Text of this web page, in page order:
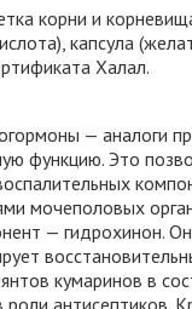
корни и
капсула
Халал.
— аналоги
функцию. Это
мочеполовых
— гидрохинон.
кумаринов в